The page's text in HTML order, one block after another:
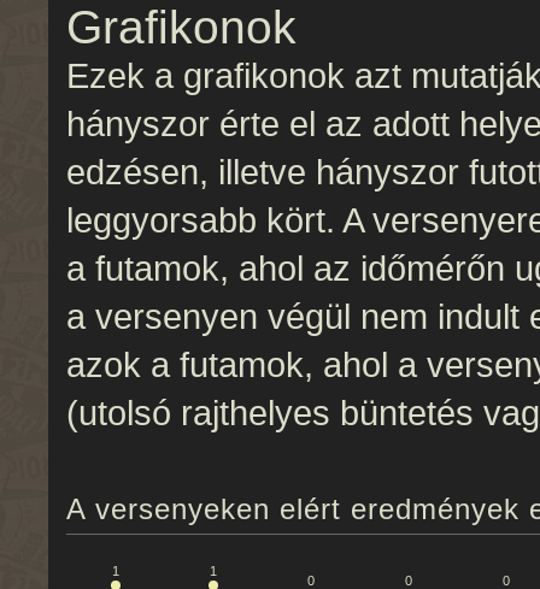
Grafikonok
Ezek a grafikonok azt
hányszor érte el az adott
edzésen, illetve hányszor
leggyorsabb kört. A
a futamok, ahol az időmérőn
a versenyen végül nem indult
azok a futamok, ahol a
(utolsó rajthelyes büntetés
A versenyeken elért eredmények
1 1
0 0
0